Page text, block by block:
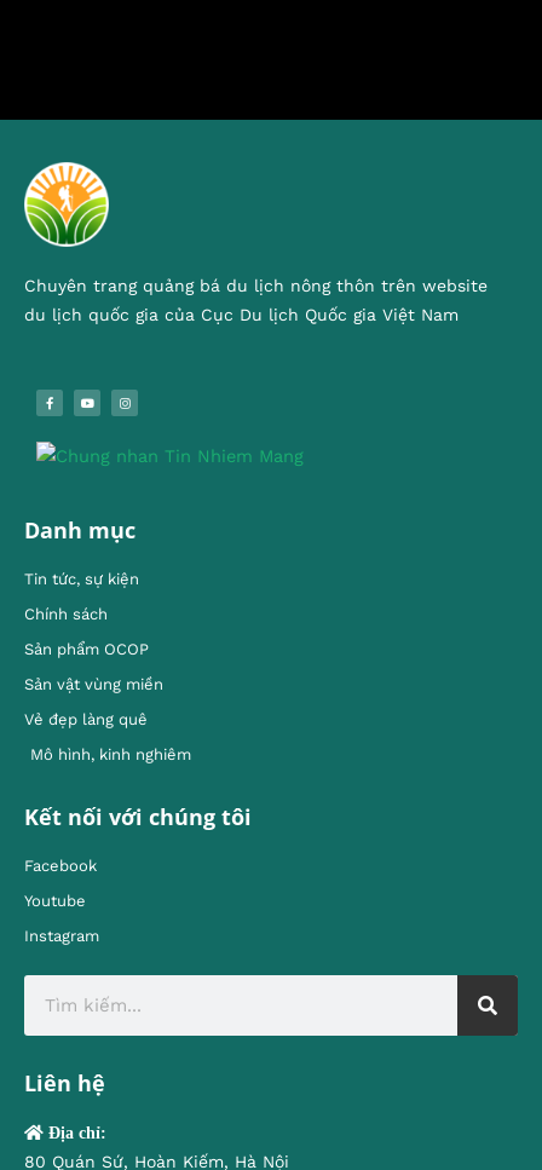
Chuyên trang quảng bá du lịch nông thôn trên website
du lịch quốc gia của Cục Du lịch Quốc gia Việt Nam
Danh mục
Tin tức, sự kiện
Chính sách
Sản phẩm OCOP
Sản vật vùng miền
Vẻ đẹp làng quê
Mô hình, kinh nghiêm
Kết nối với chúng tôi
Facebook
Youtube
Instagram
Liên hệ
Địa chỉ:
80 Quán Sứ, Hoàn Kiếm, Hà Nội